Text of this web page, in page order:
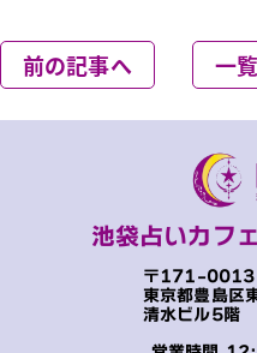
前の記事へ 一
池袋占いカフ
〒171-0013
東京都豊島区
清水ビル5階